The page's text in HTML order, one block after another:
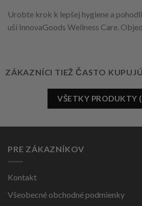
Urobte krok k lepšej hygiene a
uší InnovaGoods Wellness Care.
ZÁKAZNÍCI TIEŽ ČASTO KUPUJÚ
VŠETKY PRODUKTY
PRE ZÁKAZNÍKOV
Kontakt
Všeobecné obchodné podmienky